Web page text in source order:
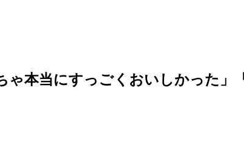
本当にすっごくおいしかった」